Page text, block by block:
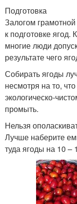
Подготовка
Залогом
к подготовке
многие люди
результате чего
Собирать ягоды
несмотря на то,
экологическо-
промыть.
Нельзя
Лучше наберите
туда ягоды на 10 –